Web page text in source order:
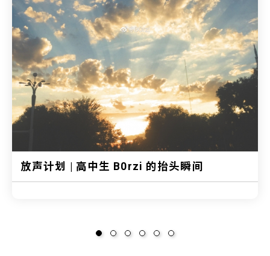
放声计划 | 高中生 B0rzi 的抬头瞬间